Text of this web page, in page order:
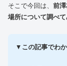
そこで今回は、 前
場所について調べて
▼ この記事でわ